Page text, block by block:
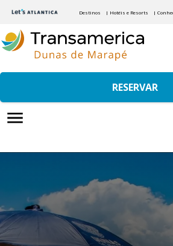
Destinos | Hotéis e Resorts |
RESERVAR